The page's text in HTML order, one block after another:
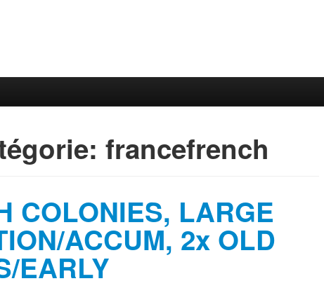
francefrench
COLONIES, LARGE
ACCUM, 2x OLD
EARLY